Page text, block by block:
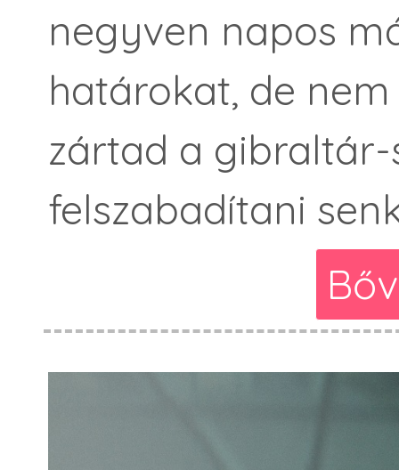
negyven napos
határokat, de
zártad a
felszabadítani